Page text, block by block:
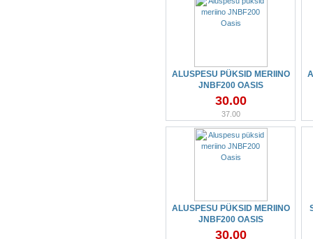
ALUSPESU PÜKSID MERIINO
JNBF200 OASIS
30.00
37.00
ALUSPESU PÜKSID MERIINO
JNBF200 OASIS
30.00